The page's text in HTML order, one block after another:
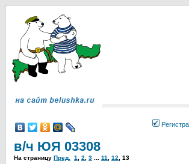
в/ч ЮЯ 03308
На страницу Пред. 1 2 3 11 12 13